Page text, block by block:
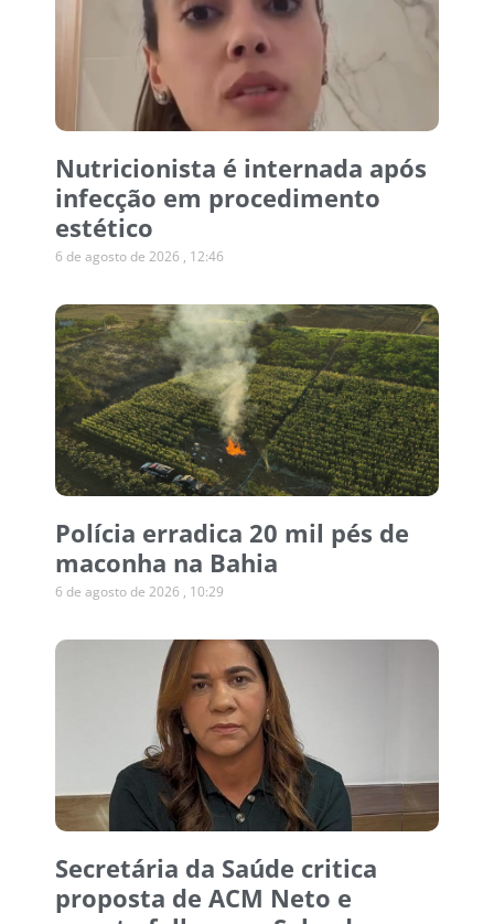
Nutricionista é internada após
infecção em procedimento
estético
6 de agosto de 2026 12:46
Polícia erradica 20 mil pés de
maconha na Bahia
6 de agosto de 2026 10:29
Secretária da Saúde critica
proposta de ACM Neto e